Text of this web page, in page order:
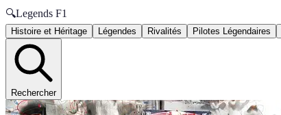
🔍Legends F1
Histoire et Héritage Légendes Rivalités Pilotes Légendaires
Rechercher